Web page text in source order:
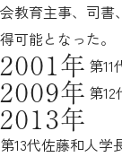
会教育主事、司書
得可能となった。
2001年 第
2009年 第
2013年
第13代佐藤和人学